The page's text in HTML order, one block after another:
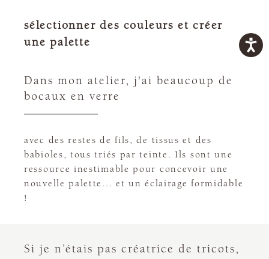
sélectionner des couleurs et créer
une palette
Dans mon atelier, j'ai beaucoup de
bocaux en verre
avec des restes de fils, de tissus et des
babioles, tous triés par teinte. Ils sont une
ressource inestimable pour concevoir une
nouvelle palette... et un éclairage formidable
!
Si je n’étais pas créatrice de tricots,